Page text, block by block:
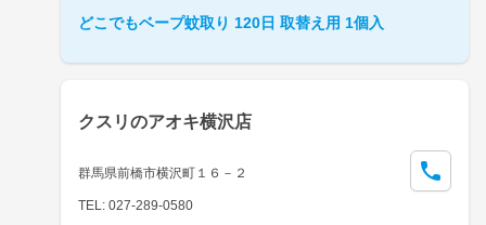
どこでもベープ蚊取り 120日 取替え用 1個入
クスリのアオキ横沢店
群馬県前橋市横沢町１６－２
TEL: 027-289-0580